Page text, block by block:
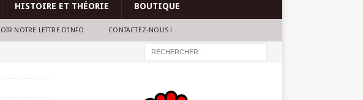
HISTOIRE ET THÉORIE BOUTIQUE
NOTRE LETTRE D’INFO CONTACTEZ-NOUS !